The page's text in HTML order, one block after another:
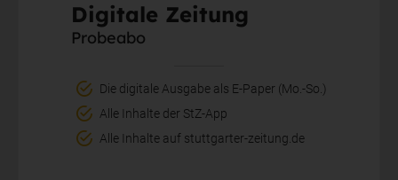
Digitale Zeitung
Probeabo
Die digitale Ausgabe als E-Paper (Mo.-So.)
Alle Inhalte der StZ-App
Alle Inhalte auf stuttgarter-zeitung.de